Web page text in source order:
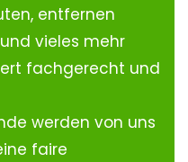
entfernen
vieles mehr
fachgerecht und
werden von uns
faire